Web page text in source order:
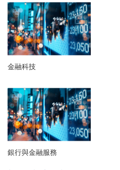
金融科技
銀行與金融服務